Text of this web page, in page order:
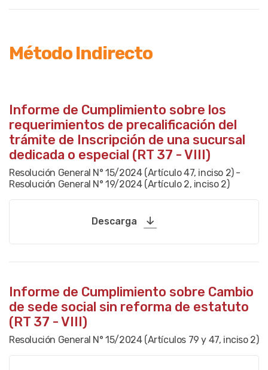
Método Indirecto
Informe de Cumplimiento sobre los
requerimientos de precalificación del
trámite de Inscripción de una sucursal
dedicada o especial (RT 37 - VIII)
Resolución General N° 15/2024 (Artículo 47, inciso 2) -
Resolución General N° 19/2024 (Artículo 2, inciso 2)
Descarga
Informe de Cumplimiento sobre Cambio
de sede social sin reforma de estatuto
(RT 37 - VIII)
Resolución General N° 15/2024 (Artículos 79 y 47, inciso 2)